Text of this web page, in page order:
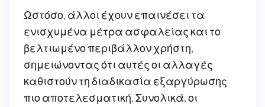
Ωστόσο, άλλοι έχουν επαινέσει τα
ενισχυμένα μέτρα ασφαλείας και το
βελτιωμένο περιβάλλον χρήστη,
σημειώνοντας ότι αυτές οι αλλαγές
καθιστούν τη διαδικασία εξαργύρωσης
πιο αποτελεσματική. Συνολικά, οι